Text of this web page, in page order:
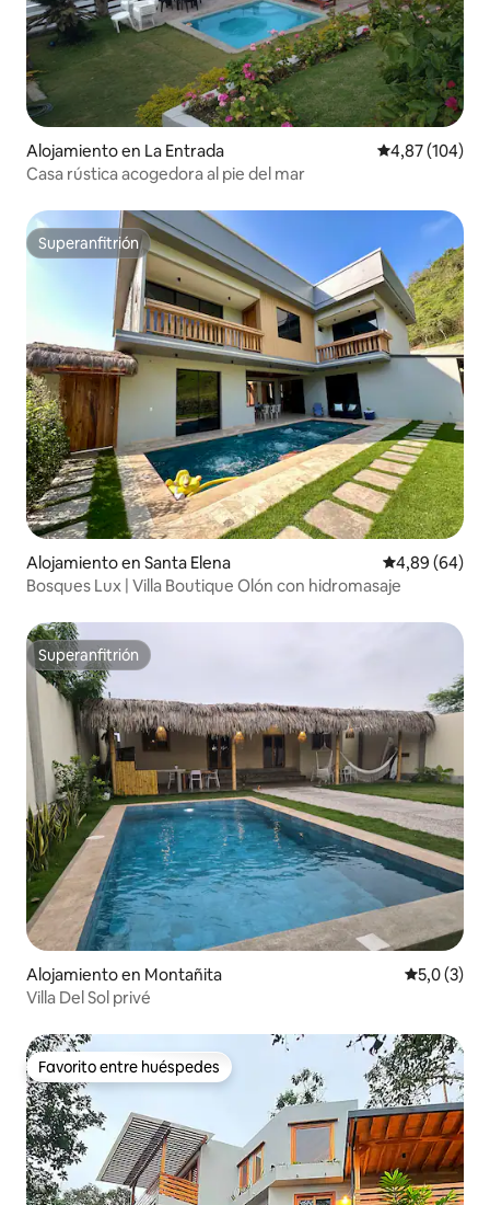
Alojamiento en La Entrada Calificación
4,87 (104)
Casa rústica acogedora al pie del mar
Superanfitrión
Superanfitrión
Alojamiento en Santa Elena Calificación
4,89 (64)
Bosques Lux | Villa Boutique Olón con hidromasaje
Superanfitrión
Superanfitrión
Alojamiento en Montañita
5,0 (3)
Villa Del Sol privé
Favorito entre huéspedes
Favorito entre huéspedes